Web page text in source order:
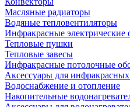
Масляные радиаторы
Водяные тепловентиляторы
Инфракрасные электрические
Тепловые пушки
Тепловые завесы
Инфракрасные потолочные
Аксессуары для
Водоснабжение и отопление
Накопительные